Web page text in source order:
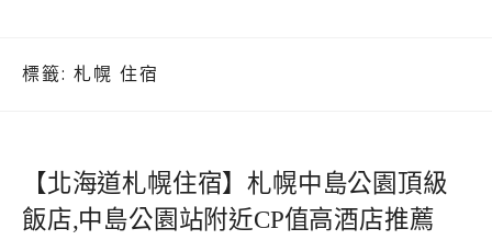
標籤: 札幌 住宿
【北海道札幌住宿】札幌中島公園頂級
飯店,中島公園站附近CP值高酒店推薦